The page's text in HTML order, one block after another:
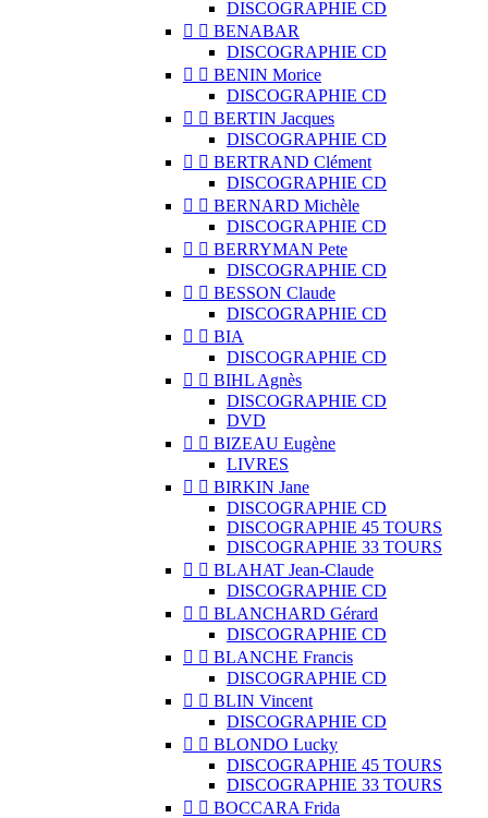
DISCOGRAPHIE CD
  BENABAR
DISCOGRAPHIE CD
  BENIN Morice
DISCOGRAPHIE CD
  BERTIN Jacques
DISCOGRAPHIE CD
  BERTRAND Clément
DISCOGRAPHIE CD
  BERNARD Michèle
DISCOGRAPHIE CD
  BERRYMAN Pete
DISCOGRAPHIE CD
  BESSON Claude
DISCOGRAPHIE CD
  BIA
DISCOGRAPHIE CD
  BIHL Agnès
DISCOGRAPHIE CD
DVD
  BIZEAU Eugène
LIVRES
  BIRKIN Jane
DISCOGRAPHIE CD
DISCOGRAPHIE 45 TOURS
DISCOGRAPHIE 33 TOURS
  BLAHAT Jean-Claude
DISCOGRAPHIE CD
  BLANCHARD Gérard
DISCOGRAPHIE CD
  BLANCHE Francis
DISCOGRAPHIE CD
  BLIN Vincent
DISCOGRAPHIE CD
  BLONDO Lucky
DISCOGRAPHIE 45 TOURS
DISCOGRAPHIE 33 TOURS
  BOCCARA Frida